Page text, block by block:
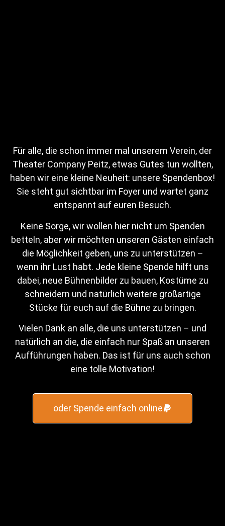
Für alle, die schon immer mal unserem Verein, der
Theater Company Peitz, etwas Gutes tun wollten,
haben wir eine kleine Neuheit: unsere Spendenbox!
Sie steht gut sichtbar im Foyer und wartet ganz
entspannt auf euren Besuch.
Keine Sorge, wir wollen hier nicht um Spenden
betteln, aber wir möchten unseren Gästen einfach
die Möglichkeit geben, uns zu unterstützen –
wenn ihr Lust habt. Jede kleine Spende hilft uns
dabei, neue Bühnenbilder zu bauen, Kostüme zu
schneidern und natürlich weitere großartige
Stücke für euch auf die Bühne zu bringen.
Vielen Dank an alle, die uns unterstützen – und
natürlich an die, die einfach nur Spaß an unseren
Aufführungen haben. Das ist für uns auch schon
eine tolle Motivation!
oder Spende einfach online